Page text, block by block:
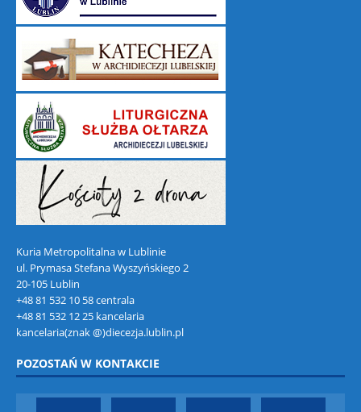
Kuria Metropolitalna w Lublinie
ul. Prymasa Stefana Wyszyńskiego 2
20-105 Lublin
+48 81 532 10 58 centrala
+48 81 532 12 25 kancelaria
kancelaria(znak @)diecezja.lublin.pl
POZOSTAŃ W KONTAKCIE